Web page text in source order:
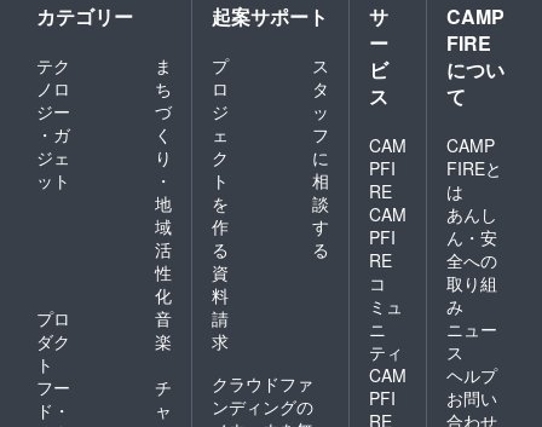
カテゴリー
テク
ノロ
ジー
・ガ
ジェ
ット
ま
ち
づ
く
り
・
地
域
活
性
化
プロ
ダク
ト
音
楽
フー
ド・
チ
ャ
起案サポート
プ
ロ
ジ
ェ
ク
ト
を
作
る
ス
タ
ッ
フ
に
相
談
す
る
資
料
請
求
クラウドファ
ンディングの
サ
ー
ビ
ス
CAM
PFI
RE
CAM
PFI
RE
コ
ミュ
ニ
ティ
CAM
PFI
RE
CAMP
FIRE
につい
て
CAMP
FIREと
は
あんし
ん・安
全への
取り組
み
ニュー
ス
ヘルプ
お問い
合わせ